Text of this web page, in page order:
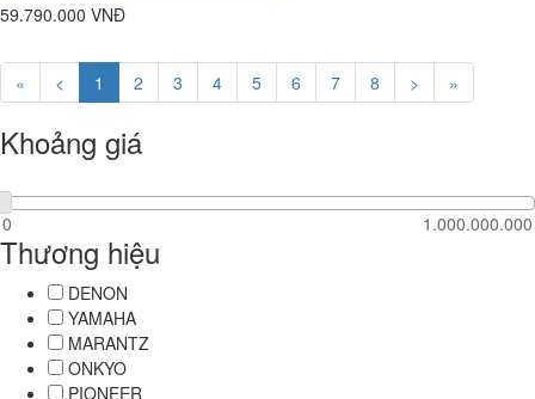
59.790.000 VNĐ
« < 1 2 3 4 5 6 7 8 > »
Khoảng giá
Thương hiệu
DENON
YAMAHA
MARANTZ
ONKYO
PIONEER